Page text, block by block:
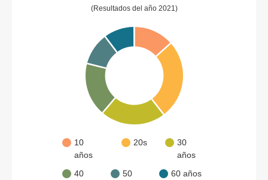
(Resultados del año 2021)
10
años
20s
30
años
40
50
60 años